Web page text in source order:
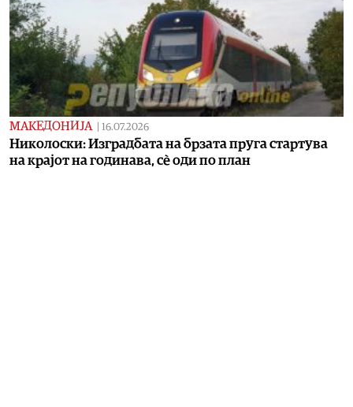
МАКЕДОНИЈА 16.07.2026
Николоски: Изградбата на брзата пруга стартува
на крајот на годинава, сè оди по план